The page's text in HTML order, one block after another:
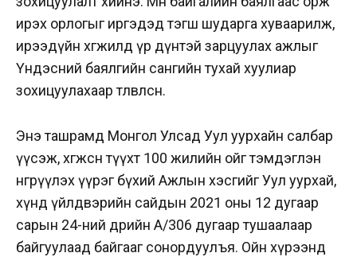
ирэх орлогыг иргэдэд тэгш шударга хуваарилж,
ирээдүйн хөгжилд үр дүнтэй зарцуулах ажлыг
Үндэсний баялгийн сангийн тухай хуулиар
зохицуулахаар төлөвлөсөн.
Энэ ташрамд Монгол Улсад Уул уурхайн салбар
үүсэж, хөгжсөн түүхт 100 жилийн ойг тэмдэглэн
өнгөрүүлэх үүрэг бүхий Ажлын хэсгийг Уул уурхай,
хүнд үйлдвэрийн сайдын 2021 оны 12 дугаар
сарын 24-ний өдрийн А/306 дугаар тушаалаар
байгуулаад байгааг сонордуулъя. Ойн хүрээнд